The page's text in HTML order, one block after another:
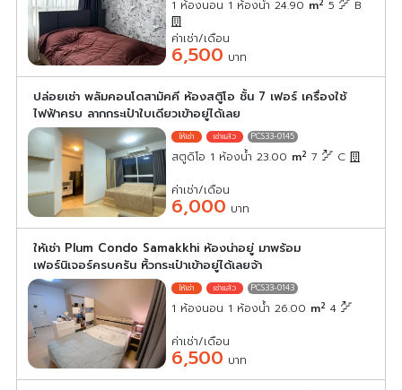
1 ห้องนอน 1 ห้องน้ำ 24.90 m 5 B
ค่าเช่า/เดือน
6,500 บาท
ปล่อยเช่า พลัมคอนโดสามัคคี ห้องสตูิโอ ชั้น 7 เฟอร์ เครื่องใช้
ไฟฟ้าครบ ลากกระเป๋าใบเดียวเข้าอยู่ได้เลย
PCS33-0145
สตูดิโอ 1 ห้องน้ำ 23.00 m2 7 C
ค่าเช่า/เดือน
6,000 บาท
ให้เช่า Plum Condo Samakkhi ห้องน่าอยู่ มาพร้อม
เฟอร์นิเจอร์ครบครัน หิ้วกระเป๋าเข้าอยู่ได้เลยจ้า
PCS33-0143
1 ห้องนอน 1 ห้องน้ำ 26.00 m2 4
ค่าเช่า/เดือน
6,500 บาท